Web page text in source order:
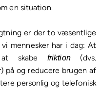
en situation.
er der to væsentlige
mennesker har i dag: At
skabe friktion(dvs.
på og reducere brugen af
personlig og telefonisk